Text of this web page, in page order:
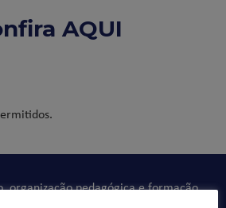
AQUI
organização pedagógica e formação